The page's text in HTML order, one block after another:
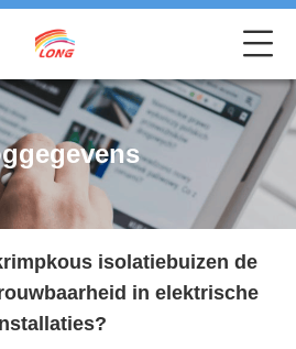
isolatiebuizen de
in elektrische